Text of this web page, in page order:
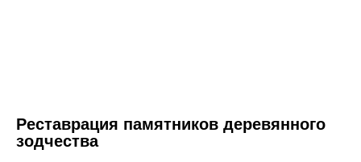
Реставрация памятников деревянного
зодчества